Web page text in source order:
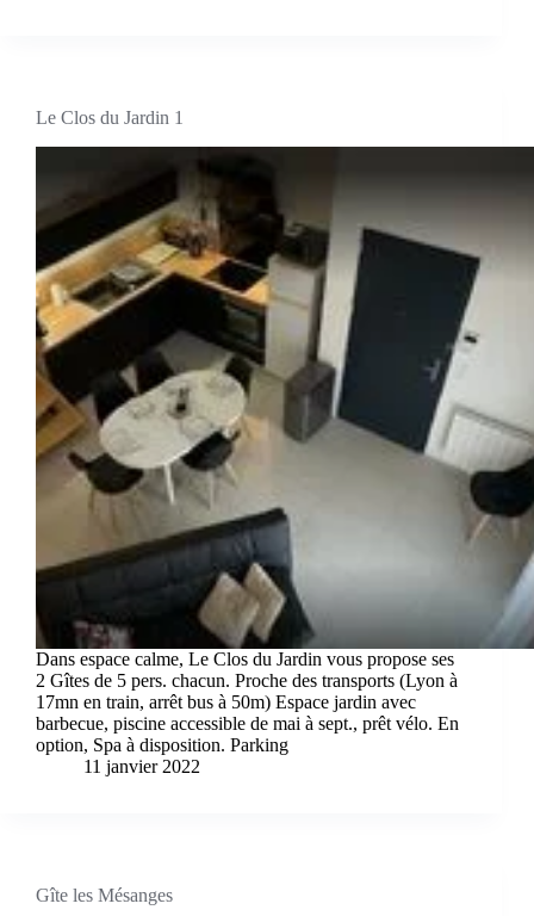
Le Clos du Jardin 1
Dans espace calme, Le Clos du Jardin vous propose ses
2 Gîtes de 5 pers. chacun. Proche des transports (Lyon à
17mn en train, arrêt bus à 50m) Espace jardin avec
barbecue, piscine accessible de mai à sept., prêt vélo. En
option, Spa à disposition. Parking
11 janvier 2022
Gîte les Mésanges